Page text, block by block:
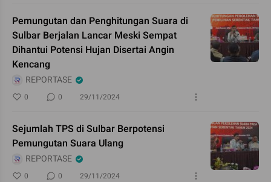
Pemungutan dan Penghitungan Suara di
Sulbar Berjalan Lancar Meski Sempat
Dihantui Potensi Hujan Disertai Angin
Kencang
REPORTASE
0 0 29/11/2024
Sejumlah TPS di Sulbar Berpotensi
Pemungutan Suara Ulang
REPORTASE
0 0 29/11/2024